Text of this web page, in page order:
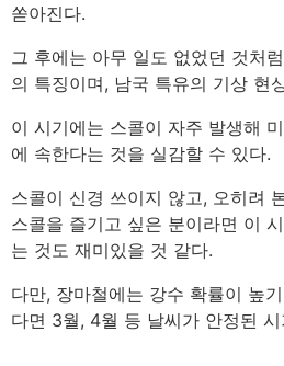
쏟아진다.
그 후에는 아무 일도 없었던 것처
의 특징이며, 남국 특유의 기상 현
이 시기에는 스콜이 자주 발생해
에 속한다는 것을 실감할 수 있다.
스콜이 신경 쓰이지 않고, 오히려
스콜을 즐기고 싶은 분이라면 이
는 것도 재미있을 것 같다.
다만, 장마철에는 강수 확률이 높
다면 3월, 4월 등 날씨가 안정된